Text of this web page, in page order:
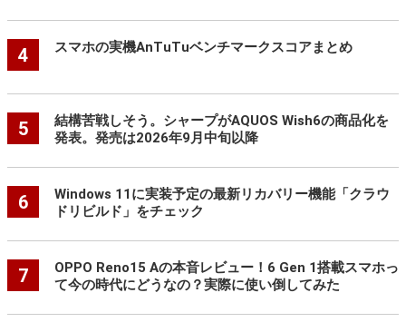
4 スマホの実機AnTuTuベンチマークスコアまとめ
5
結構苦戦しそう。シャープがAQUOS Wish6の商品化を
発表。発売は2026年9月中旬以降
6
Windows 11に実装予定の最新リカバリー機能「クラウ
ドリビルド」をチェック
7
OPPO Reno15 Aの本音レビュー！6 Gen 1搭載スマホっ
て今の時代にどうなの？実際に使い倒してみた